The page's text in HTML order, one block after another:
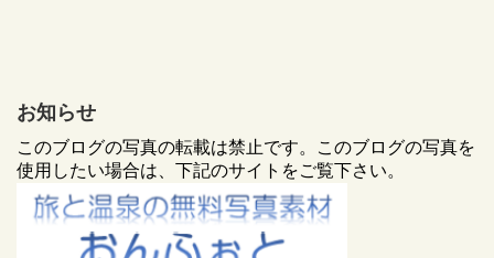
お知らせ
このブログの写真の転載は禁止です。このブログの写真を
使用したい場合は、下記のサイトをご覧下さい。